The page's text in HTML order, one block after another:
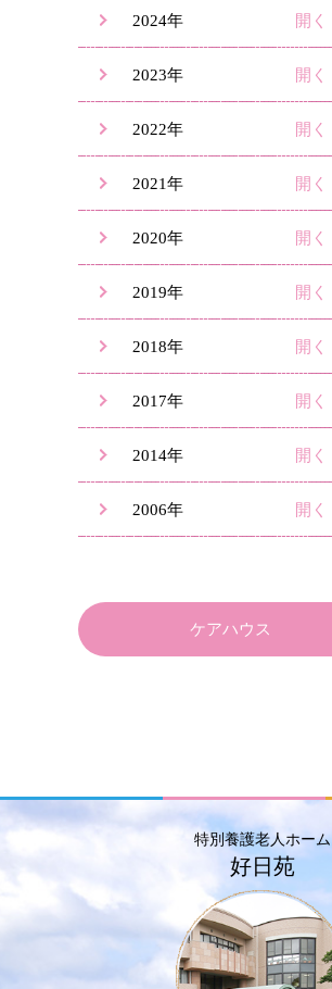
2024年
2023年
2022年
2021年
2020年
2019年
2018年
2017年
2014年
2006年
ケアハウス
特別養護老人ホーム
好日苑